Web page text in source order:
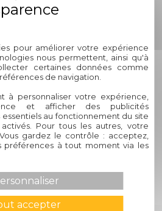
dans votre espace extérieur,
solution idéale.
durée typique
carport chez
?
carport peut varier en fonction
la taille du projet, la complexité
du site. En règle générale,
du site et l'installation
prendre entre quelques jours à
pour un carport standard
l'installation peut être
environ.
pour améliorer votre expérience
nous permettent, ainsi qu'à
certaines données comme
de navigation.
à personnaliser votre expérience,
et afficher des publicités
au fonctionnement du site
Pour tous les autres, votre
gardez le contrôle : acceptez,
préférences à tout moment via les
accepter